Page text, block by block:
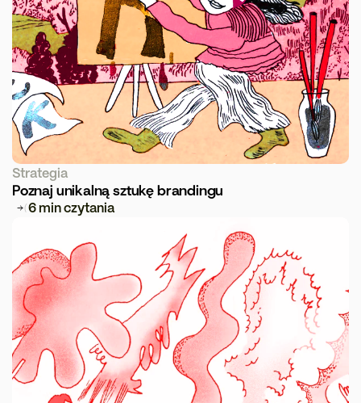
Strategia
Poznaj unikalną sztukę brandingu
6 min czytania